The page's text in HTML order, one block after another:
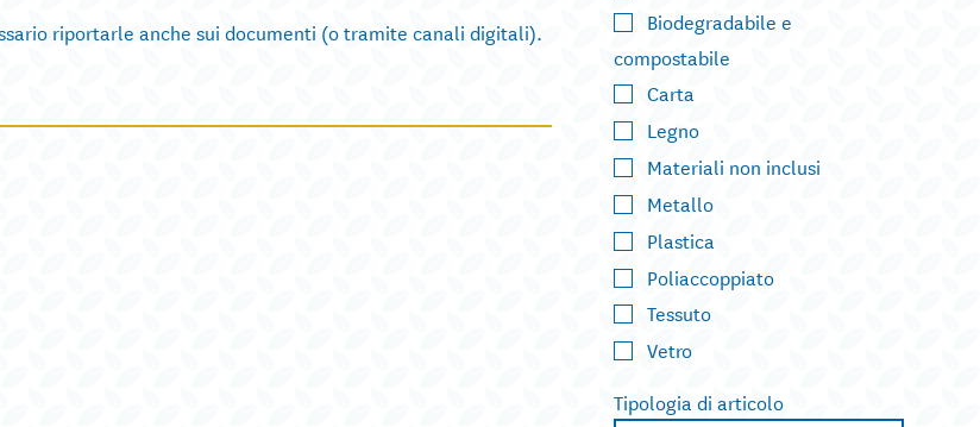
riportarle anche sui documenti (o tramite canali digitali).
Biodegradabile e
compostabile
Carta
Legno
Materiali non inclusi
Metallo
Plastica
Poliaccoppiato
Tessuto
Vetro
Tipologia di articolo